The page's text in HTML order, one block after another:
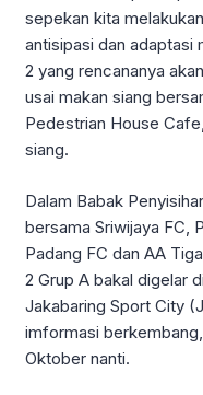
sepekan kita
antisipasi dan adaptasi
2 yang rencananya
usai makan siang
Pedestrian House
siang.
Dalam Babak
bersama Sriwijaya FC,
Padang FC dan AA
2 Grup A bakal digelar
Jakabaring Sport City
imformasi
Oktober nanti.